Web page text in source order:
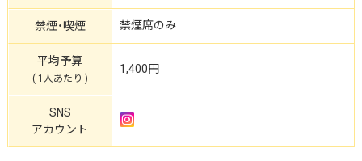
禁煙・喫煙 禁煙席のみ
平均予算
( 1人あたり )
1,400円
SNS
アカウント